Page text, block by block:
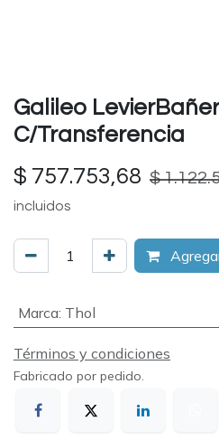
Galileo
C/Transferencia
$ 757.753,68 $
incluidos
Marca: Thol
Términos y condiciones
Fabricado por pedido.